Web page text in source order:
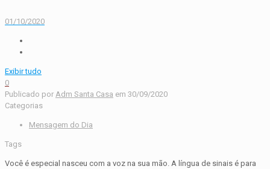
01/10/2020
Exibir tudo
0
Publicado por Adm Santa Casa em 30/09/2020
Categorias
Mensagem do Dia
Tags
Você é especial nasceu com a voz na sua mão. A língua de sinais é para